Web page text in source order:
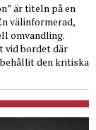
är titeln på en
välinformerad,
omvandling.
vid bordet där
den kritiska